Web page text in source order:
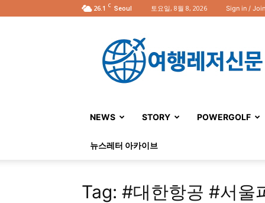
26.1 C Seoul 토요일, 8월 8, 2026 Sign in / Join
행
레
NEWS
STORY POWERGOLF
뉴스레터 아카이브
Tag: #대한항공 #서울